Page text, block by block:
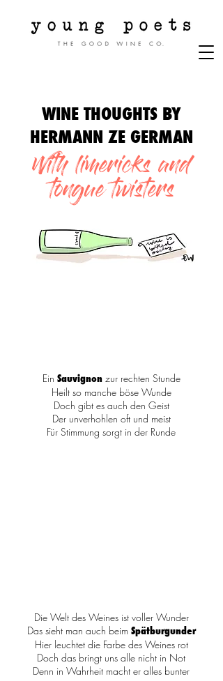
WINE THOUGHTS BY
HERMANN ZE GERMAN
With limericks and
tongue twisters
Ein Sauvignon zur rechten Stunde
Heilt so manche böse Wunde
Doch gibt es auch den Geist
Der unverhohlen oft und meist
Für Stimmung sorgt in der Runde
Die Welt des Weines ist voller Wunder
Das sieht man auch beim Spätburgunder
Hier leuchtet die Farbe des Weines rot
Doch das bringt uns alle nicht in Not
Denn in Wahrheit macht er alles bunter